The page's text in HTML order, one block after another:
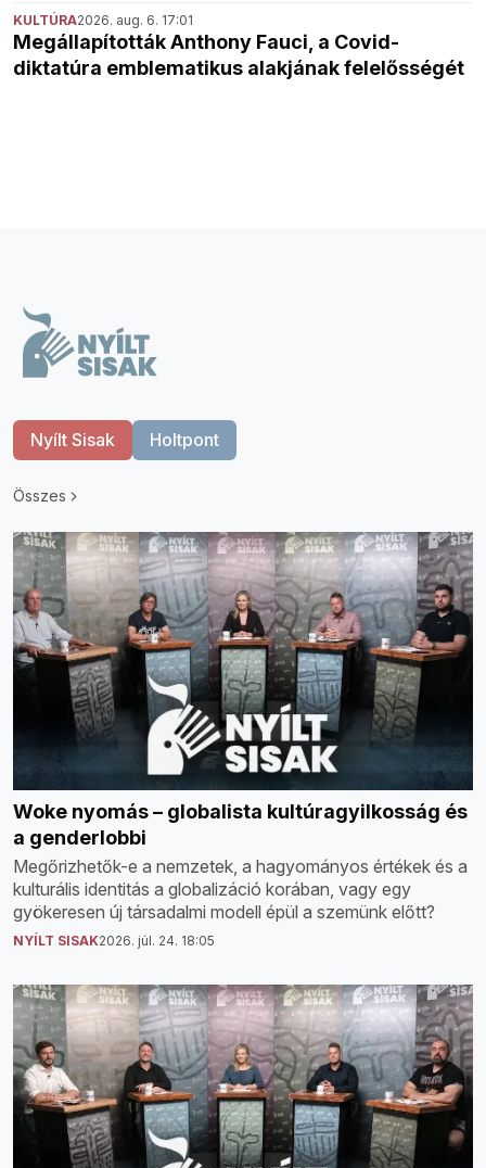
KULTÚRA2026. aug. 6. 17:01
Megállapították Anthony Fauci, a Covid-
diktatúra emblematikus alakjának felelősségét
Nyílt Sisak Holtpont
Összes
Woke nyomás – globalista kultúragyilkosság és
a genderlobbi
Megőrizhetők-e a nemzetek, a hagyományos értékek és a
kulturális identitás a globalizáció korában, vagy egy
gyökeresen új társadalmi modell épül a szemünk előtt?
NYÍLT SISAK2026. júl. 24. 18:05